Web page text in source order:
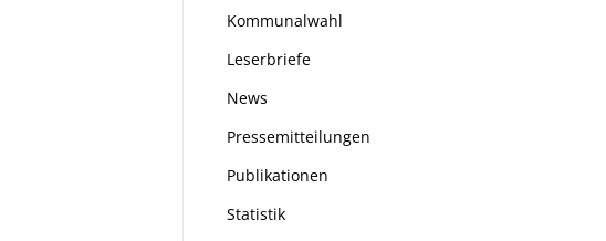
Kommunalwahl
Leserbriefe
News
Pressemitteilungen
Publikationen
Statistik